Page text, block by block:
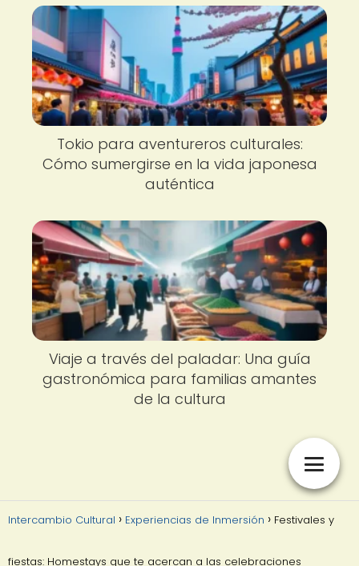
Tokio para aventureros culturales:
Cómo sumergirse en la vida japonesa
auténtica
Viaje a través del paladar: Una guía
gastronómica para familias amantes
de la cultura
Intercambio Cultural Experiencias de Inmersión Festivales y
fiestas: Homestays que te acercan a las celebraciones